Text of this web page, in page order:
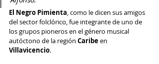
El Negro Pimienta, como le dicen sus amigos
del sector folclórico, fue integrante de uno de
los grupos pioneros en el género musical
autóctono de la región Caribe en
Villavicencio.